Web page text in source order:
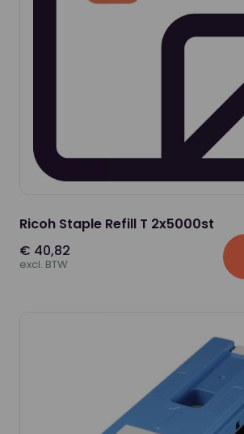
Ricoh Staple Refill T 2x5000st
€ 40,82
excl. BTW